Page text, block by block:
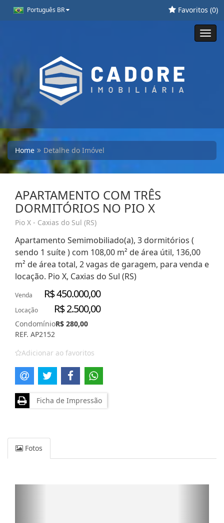
Português BR Favoritos (0)
Home Detalhe do Imóvel
APARTAMENTO COM TRÊS
DORMITÓRIOS NO PIO X
Pio X - Caxias do Sul (RS)
Apartamento Semimobiliado(a), 3 dormitórios (
sendo 1 suíte ) com 108,00 m² de área útil, 136,00
m² de área total, 2 vagas de garagem, para venda e
locação. Pio X, Caxias do Sul (RS)
Venda R$ 450.000,00
Locação R$ 2.500,00
CondomínioR$ 280,00
REF. AP2152
Adicionar ao favoritos
Ficha de Impressão
Fotos